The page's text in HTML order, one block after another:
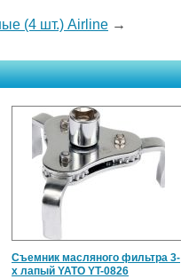
(4 шт.) Airline →
Съемник масляного фильтра 3-
х лапый YATO YT-0826